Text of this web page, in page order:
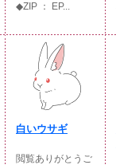
◆ZIP ： EP...
白いウサギ
閲覧ありがとうご